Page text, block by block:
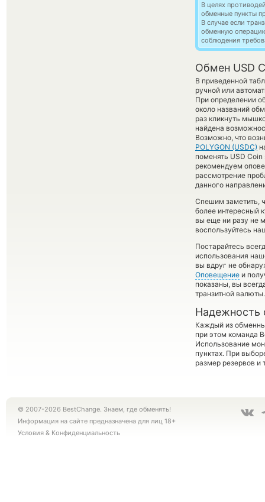
В целях
обменные пункты
В случае если
обменную
соблюдения
Обмен USD
В приведенной
ручной или
При определении
около названий
раз кликнуть
найдена
Возможно, что
POLYGON (USDC)
поменять USD
рекомендуем
рассмотрение
данного
Спешим заметить,
более интересный
вы еще ни разу не
воспользуйтесь
Постарайтесь
использования
вы вдруг не
Оповещение и
показаны, вы
транзитной валюты.
Надежность
Каждый из
при этом команда
Использование
пунктах. При
размер резервов и
© 2007-2026 BestChange. Знаем, где обменять!
Информация на сайте предназначена для лиц 18+
Условия & Конфиденциальность